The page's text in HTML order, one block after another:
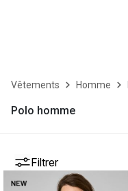
Vêtements Homme
Polo homme
Filtrer